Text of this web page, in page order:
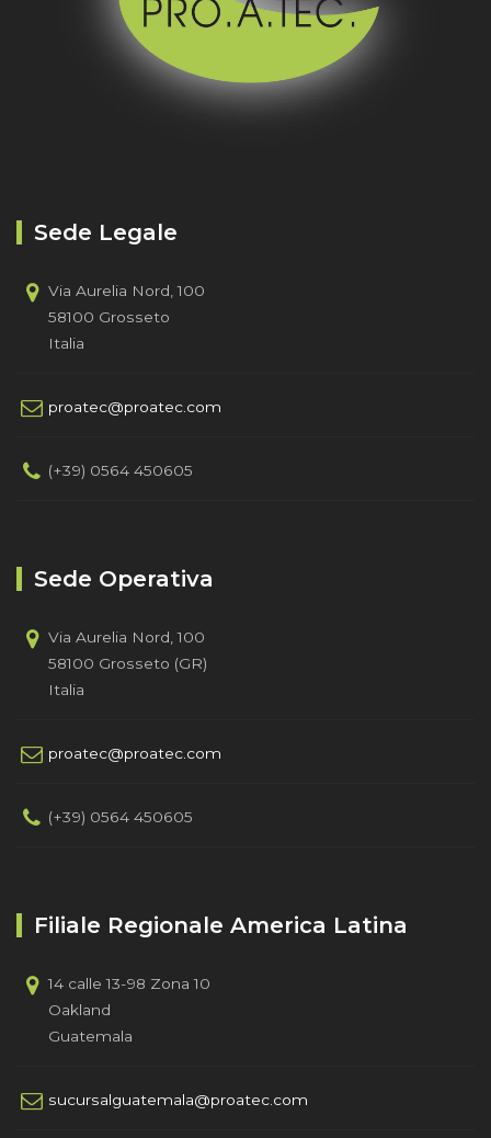
Sede Legale
Via Aurelia Nord, 100
58100 Grosseto
Italia
proatec@proatec.com
(+39) 0564 450605
Sede Operativa
Via Aurelia Nord, 100
58100 Grosseto (GR)
Italia
proatec@proatec.com
(+39) 0564 450605
Filiale Regionale America Latina
14 calle 13-98 Zona 10
Oakland
Guatemala
sucursalguatemala@proatec.com